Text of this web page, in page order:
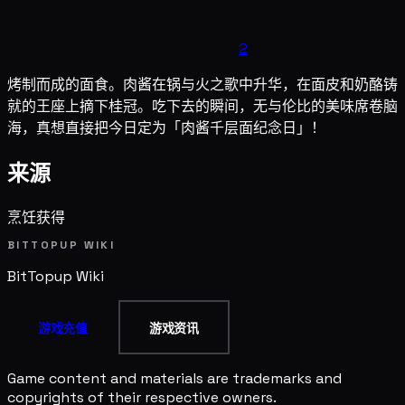
2
烤制而成的面食。肉酱在锅与火之歌中升华，在面皮和奶酪铸
就的王座上摘下桂冠。吃下去的瞬间，无与伦比的美味席卷脑
海，真想直接把今日定为「肉酱千层面纪念日」！
来源
烹饪获得
BITTOPUP WIKI
BitTopup Wiki
游戏充值 游戏资讯
Game content and materials are trademarks and
copyrights of their respective owners.